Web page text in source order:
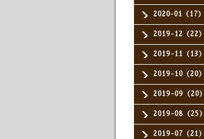
2020-01（17）
2019-12（22）
2019-11（13）
2019-10（20）
2019-09（20）
2019-08（25）
2019-07（21）